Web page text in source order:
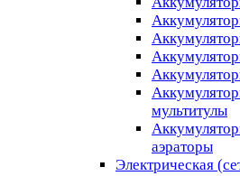
мультитулы
аэраторы
Электрическая